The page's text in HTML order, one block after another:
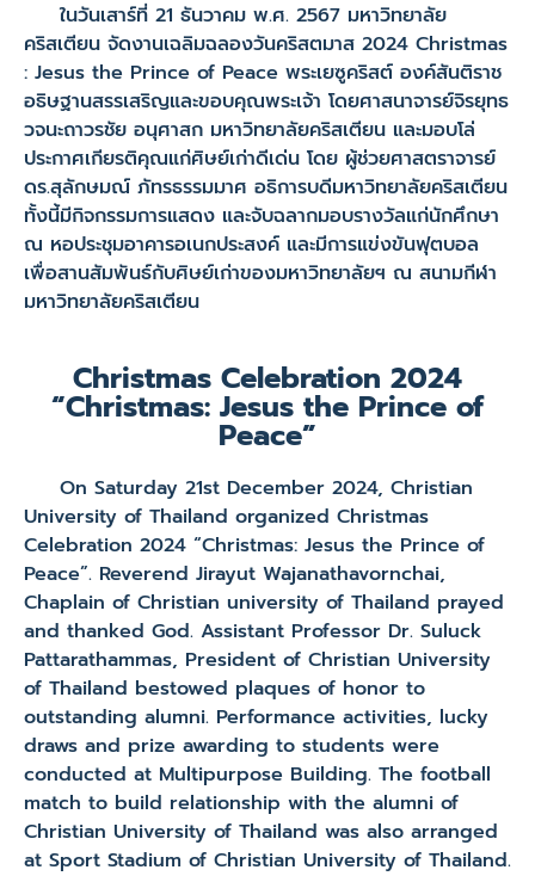
ในวันเสาร์ที่ 21 ธันวาคม พ.ศ. 2567 มหาวิทยาลัย
คริสเตียน จัดงานเฉลิมฉลองวันคริสตมาส 2024 Christmas
: Jesus the Prince of Peace พระเยซูคริสต์ องค์สันติราช
อธิษฐานสรรเสริญและขอบคุณพระเจ้า โดยศาสนาจารย์จิรยุทธ
วจนะถาวรชัย อนุศาสก มหาวิทยาลัยคริสเตียน และมอบโล่
ประกาศเกียรติคุณแก่ศิษย์เก่าดีเด่น โดย ผู้ช่วยศาสตราจารย์
ดร.สุลักษมณ์ ภัทรธรรมมาศ อธิการบดีมหาวิทยาลัยคริสเตียน
ทั้งนี้มีกิจกรรมการแสดง และจับฉลากมอบรางวัลแก่นักศึกษา
ณ หอประชุมอาคารอเนกประสงค์ และมีการแข่งขันฟุตบอล
เพื่อสานสัมพันธ์กับศิษย์เก่าของมหาวิทยาลัยฯ ณ สนามกีฬา
มหาวิทยาลัยคริสเตียน
Christmas Celebration 2024
“Christmas: Jesus the Prince of
Peace”
On Saturday 21st December 2024, Christian
University of Thailand organized Christmas
Celebration 2024 “Christmas: Jesus the Prince of
Peace”. Reverend Jirayut Wajanathavornchai,
Chaplain of Christian university of Thailand prayed
and thanked God. Assistant Professor Dr. Suluck
Pattarathammas, President of Christian University
of Thailand bestowed plaques of honor to
outstanding alumni. Performance activities, lucky
draws and prize awarding to students were
conducted at Multipurpose Building. The football
match to build relationship with the alumni of
Christian University of Thailand was also arranged
at Sport Stadium of Christian University of Thailand.